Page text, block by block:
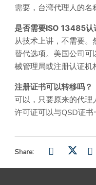
需要，台湾代理人的名
是否需要ISO 13485认
从技术上讲，不需要
替代选项。美国公司
械管理局或注册认证机
注册证书可以转移吗？
可以，只要原来的代
许可证可以与QSD证书
Share: